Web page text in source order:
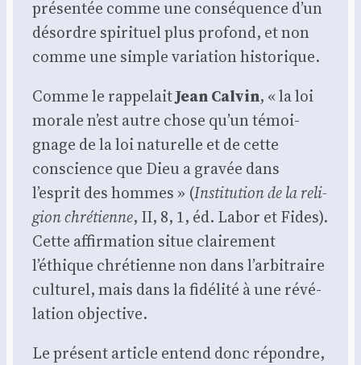
pré­sen­tée comme une consé­quence d’un
désordre spi­ri­tuel plus pro­fond, et non
comme une simple varia­tion his­to­rique.
Comme le rap­pe­laitJean Cal­vin, « la loi
morale n’est autre chose qu’un témoi­
gnage de la loi natu­relle et de cette
conscience que Dieu a gra­vée dans
l’esprit des hommes » (Ins­ti­tu­tion de la reli­
gion chré­tienne, II, 8, 1, éd. Labor et Fides).
Cette affir­ma­tion situe clai­re­ment
l’éthique chré­tienne non dans l’arbitraire
cultu­rel, mais dans la fidé­li­té à une révé­
la­tion objec­tive.
Le pré­sent article entend donc répondre,